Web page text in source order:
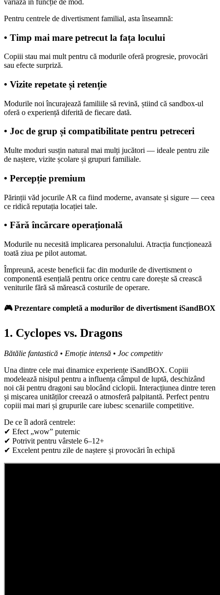
Pentru centrele de divertisment familial, asta înseamnă:
• Timp mai mare petrecut la fața locului
Copiii stau mai mult pentru că modurile oferă progresie, provocări
sau efecte surpriză.
• Vizite repetate și retenție
Modurile noi încurajează familiile să revină, știind că sandbox-ul
oferă o experiență diferită de fiecare dată.
• Joc de grup și compatibilitate pentru petreceri
Multe moduri susțin natural mai mulți jucători — ideale pentru zile
de naștere, vizite școlare și grupuri familiale.
• Percepție premium
Părinții văd jocurile AR ca fiind moderne, avansate și sigure — ceea
ce ridică reputația locației tale.
• Fără încărcare operațională
Modurile nu necesită implicarea personalului. Atracția funcționează
toată ziua pe pilot automat.
Împreună, aceste beneficii fac din modurile de divertisment o
componentă esențială pentru orice centru care dorește să crească
veniturile fără să mărească costurile de operare.
🎮Prezentare completă a modurilor de divertisment iSandBOX
1. Cyclopes vs. Dragons
Bătălie fantastică • Emoție intensă • Joc competitiv
Una dintre cele mai dinamice experiențe iSandBOX. Copiii
modelează nisipul pentru a influența câmpul de luptă, deschizând
noi căi pentru dragoni sau blocând ciclopii. Interacțiunea dintre teren
și mișcarea unităților creează o atmosferă palpitantă. Perfect pentru
copiii mai mari și grupurile care iubesc scenariile competitive.
De ce îl adoră centrele:
✔ Efect „wow” puternic
✔ Potrivit pentru vârstele 6–12+
✔ Excelent pentru zile de naștere și provocări în echipă